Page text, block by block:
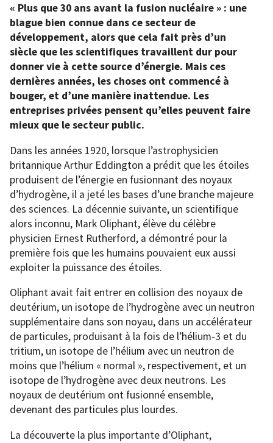
« Plus que 30 ans avant la fusion nucléaire » : une
blague bien connue dans ce secteur de
développement, alors que cela fait près d’un
siècle que les scientifiques travaillent dur pour
donner vie à cette source d’énergie. Mais ces
dernières années, les choses ont commencé à
bouger, et d’une manière inattendue. Les
entreprises privées pensent qu’elles peuvent faire
mieux que le secteur public.
Dans les années 1920, lorsque l’astrophysicien
britannique Arthur Eddington a prédit que les étoiles
produisent de l’énergie en fusionnant des noyaux
d’hydrogène, il a jeté les bases d’une branche majeure
des sciences. La décennie suivante, un scientifique
alors inconnu, Mark Oliphant, élève du célèbre
physicien Ernest Rutherford, a démontré pour la
première fois que les humains pouvaient eux aussi
exploiter la puissance des étoiles.
Oliphant avait fait entrer en collision des noyaux de
deutérium, un isotope de l’hydrogène avec un neutron
supplémentaire dans son noyau, dans un accélérateur
de particules, produisant à la fois de l’hélium-3 et du
tritium, un isotope de l’hélium avec un neutron de
moins que l’hélium « normal », respectivement, et un
isotope de l’hydrogène avec deux neutrons. Les
noyaux de deutérium ont fusionné ensemble,
devenant des particules plus lourdes.
La découverte la plus importante d’Oliphant,